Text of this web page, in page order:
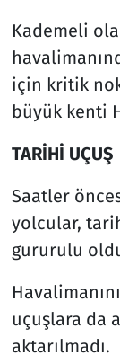
Kademeli
için kritik
büyük kenti
TARİHİ UÇUŞ
Saatler
yolcular,
gururulu
uçuşlara da
aktarılmadı.